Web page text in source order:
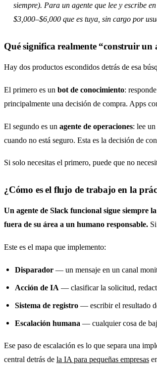
siempre). Para un agente que lee y escribe
$3,000–$6,000 que es tuya, sin cargo por
Qué significa realmente “construir un
Hay dos productos escondidos detrás de esa
El primero es un bot de conocimiento:
principalmente una decisión de compra. Apps
El segundo es un agente de operaciones: lee
cuando no está seguro. Esta es la decisión de
Si solo necesitas el primero, puede que no
¿Cómo es el flujo de trabajo en la
Un agente de Slack funcional sigue siempre
fuera de su área a un humano responsable.
Este es el mapa que implemento:
Disparador — un mensaje en un canal
Acción de IA — clasificar la solicitud,
Sistema de registro — escribir el resultado
Escalación humana — cualquier cosa de
Ese paso de escalación es lo que separa una
central detrás de la IA para pequeñas empresas